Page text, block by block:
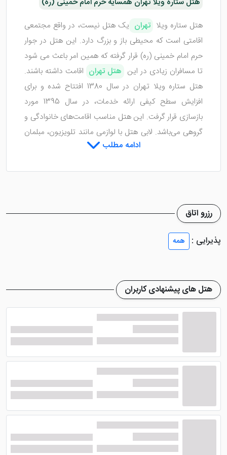
هتل ستاره ویلا تهران یک هتل نیست، در واقع مجتمعی
اقامتی است که محیطی باز و بزرگ دارد. این هتل در جوار
حرم امام خمینی (ره) قرار گرفته که همین امر باعث می شود
تا مسافران زیادی در این هتل تهران اقامت داشته باشند.
هتل ستاره ویلا تهران در سال 1380 افتتاح شده و برای
افزایش سطح کیفی ارائه خدمات، در سال 1395 مورد
بازسازی قرار گرفت. این هتل مناسب اقامت‌های خانوادگی و
گروهی می‌باشد. لابی هتل با لوازمی مانند تلویزیون، مبلمان
و سیستم تهویه مطبوع مجهز شده است.
هتل ستاره ویلا تهران چند اتاق و رستوران دارد؟
امکاناتی نظیر یخچال، چای‌ساز، مینی‌بار، تلفن، حمام،
ملزومات شخصی، سرویس بهداشتی ایرانی و فرنگی،
منویی انتخابی ارائه می‌دهد. رستوران هتل ستاره ویلا تهران
از نظر کیفیت غذایی رتبه متوسطی را دارا می باشد. کافی
شاپ هتل هم مکانی دنج و آرام بوده که برای سپری کردن
لحظات میهمانان در نظر گرفته شده است. انواع
نوشیدنی‌های سرد و گرم در این مکان سرو می‌شود.
چه اماکنی به هتل ستاره ویلا تهران نزدیک می باشد؟
هتل ستاره ویلا تهران به دانشگاه شاهد، بهشت زهرا و
ایستگاه مترو و شهر قم می‌باشد. این هتل بزرگ با اینکه دو
ستاره نام گذاری شده است اما خدماتی با کیفیت یک هتل
سه ستاره را ارائه می دهد. آدرس این هتل تهران در خیابان
ادامه مطلب
رزرو اتاق
پذیرایی :
همه
هتل های پیشنهادی کاربران